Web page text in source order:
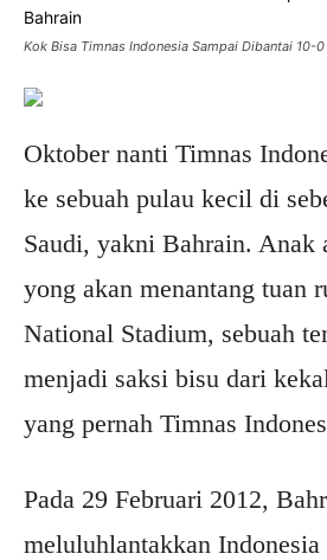
Kok Bisa Timnas Indonesia Sampai Dibantai 10-
Oktober nanti Timnas
ke sebuah pulau kecil di
Saudi, yakni Bahrain. Anak
yong akan menantang tuan
National Stadium, sebuah
menjadi saksi bisu dari
yang pernah Timnas
Pada 29 Februari 2012,
meluluhlantakkan Indonesia